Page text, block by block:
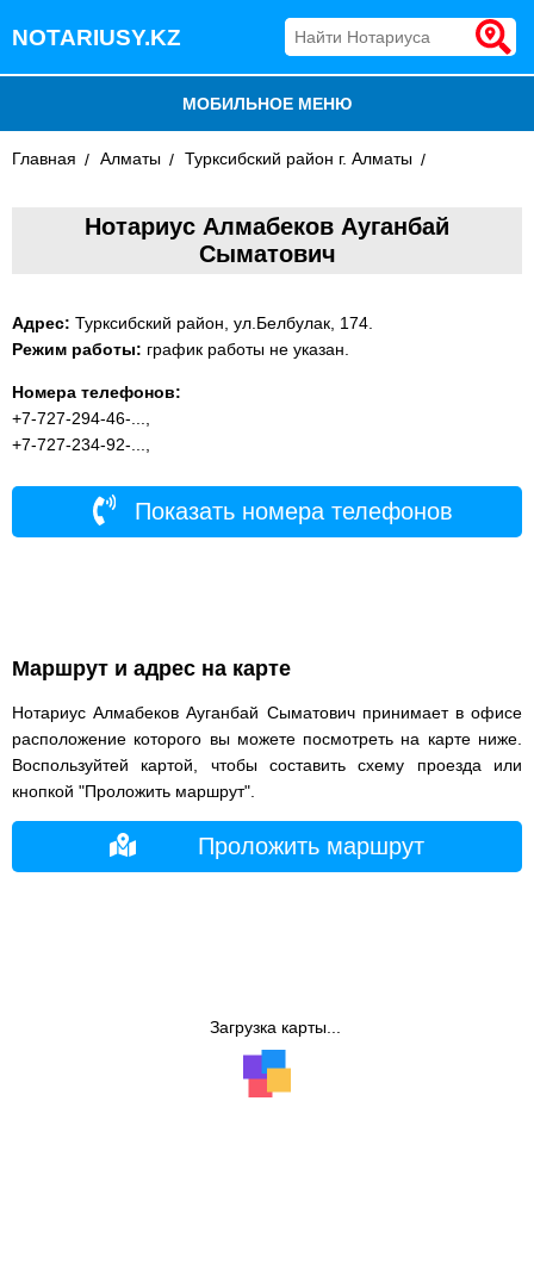
NOTARIUSY.KZ
МОБИЛЬНОЕ МЕНЮ
БЛОГ
ДОБАВИТЬ КОМПАНИЮ
Главная Алматы Турксибский район г. Алматы
Нотариус Алмабеков Ауганбай
Сыматович
Адрес: Турксибский район, ул.Белбулак, 174.
Режим работы: график работы не указан.
Номера телефонов:
+7-727-294-46-...,
+7-727-234-92-...,
Показать номера телефонов
Маршрут и адрес на карте
Нотариус Алмабеков Ауганбай Сыматович принимает в офисе
расположение которого вы можете посмотреть на карте ниже.
Воспользуйтей картой, чтобы составить схему проезда или
кнопкой "Проложить маршрут".
Проложить маршрут
Загрузка карты...